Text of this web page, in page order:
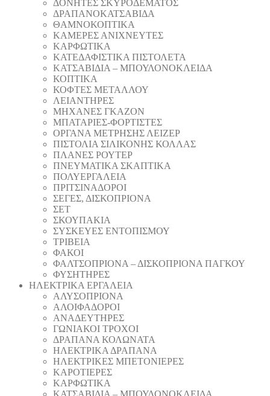
ΔΟΝΗΤΕΣ ΣΚΥΡΟΔΕΜΑΤΟΣ
ΔΡΑΠΑΝΟΚΑΤΣΑΒΙΔΑ
ΘAΜΝΟΚΟΠΤΙΚΑ
ΚΑΜΕΡΕΣ ΑΝΙΧΝΕΥΤΕΣ
ΚΑΡΦΩΤΙΚΑ
ΚΑΤΕΔΑΦΙΣΤΙΚΑ ΠΙΣΤΟΛΕΤΑ
ΚΑΤΣΑΒΙΔΙΑ – ΜΠΟΥΛΟΝΟΚΛΕΙΔΑ
ΚΟΠΤΙΚA
ΚΟΦΤΕΣ ΜΕΤΑΛΛΟΥ
ΛΕΙΑΝΤΗΡEΣ
ΜΗΧΑΝΕΣ ΓΚΑΖΟΝ
ΜΠΑΤΑΡΙΕΣ-ΦΟΡΤΙΣΤΕΣ
ΟΡΓΑΝΑ ΜΕΤΡΗΣΗΣ ΛΕΙΖΕΡ
ΠΙΣΤΟΛΙA ΣΙΛΙΚΟΝΗΣ ΚΟΛΛΑΣ
ΠΛΑΝΕΣ ΡΟΥΤΕΡ
ΠΝΕΥΜΑΤΙΚΑ ΣΚΑΠΤΙΚΑ
ΠΟΛΥΕΡΓΑΛΕΙΑ
ΠΡΙΤΣΙΝΑΔΟΡΟΙ
ΣΕΓΕΣ, ΔΙΣΚΟΠΡΙΟΝΑ
ΣΕΤ
ΣΚΟΥΠΑΚΙΑ
ΣΥΣΚΕΥΕΣ ΕΝΤΟΠΙΣΜΟΥ
ΤΡΙΒΕΙΑ
ΦΑΚΟΙ
ΦΑΛΤΣΟΠΡΙΟΝΑ – ΔΙΣΚΟΠΡΙΟΝΑ ΠΑΓΚΟΥ
ΦΥΣΗΤΗΡΕΣ
ΗΛΕΚΤΡΙΚΑ ΕΡΓΑΛΕΙΑ
AΛΥΣΟΠΡΙΟΝΑ
ΑΛΟΙΦΑΔOΡΟI
ΑΝΑΔΕΥΤΗΡΕΣ
ΓΩΝΙΑΚΟΙ ΤΡΟΧΟΙ
ΔΡΑΠΑΝΑ ΚΟΛΩΝΑΤΑ
ΗΛΕΚΤΡΙΚΑ ΔΡΑΠΑΝΑ
ΗΛΕΚΤΡΙΚΕΣ ΜΠΕΤΟΝΙΕΡΕΣ
ΚΑΡΟΤΙΕΡΕΣ
ΚΑΡΦΩΤΙΚΑ
ΚΑΤΣΑΒΙΔΙΑ – ΜΠΟΥΛΟΝΟΚΛΕΙΔΑ